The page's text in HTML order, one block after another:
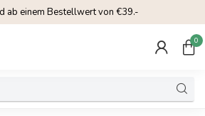
ab einem Bestellwert von €39.-
0